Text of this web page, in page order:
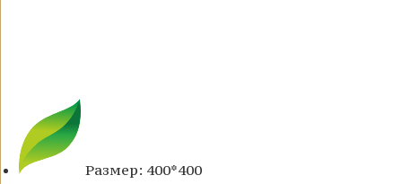
Размер: 400*400